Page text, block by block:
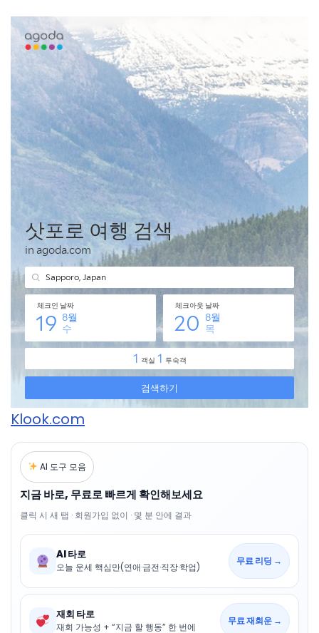
Klook.com
AI 도구 모음
지금 바로, 무료로 빠르게 확인해보세요
클릭 시 새 탭 · 회원가입 없이 · 몇 분 안에 결과
AI 타로
오늘 운세 핵심만(연애·금전·직장·학업)
무료 리딩 →
재회 타로
재회 가능성 + “지금 할 행동” 한 번에
무료 재회운 →